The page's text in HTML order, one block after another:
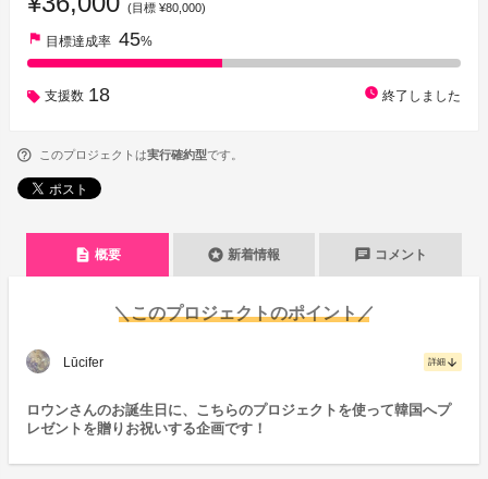
(目標 ¥80,000)
flag 目標達成率 45%
支援数 18 watch_later 終了しました
このプロジェクトは実行確約型です。
description 概要 stars 新着情報 chat コメント
＼このプロジェクトのポイント／
Lūcifer 詳細 arrow_downward
ロウンさんのお誕生日に、こちらのプロジェクトを使って韓国へプ
レゼントを贈りお祝いする企画です！